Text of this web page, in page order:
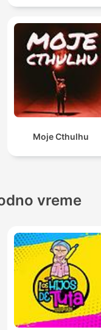
Moje Cthulhu
vreme